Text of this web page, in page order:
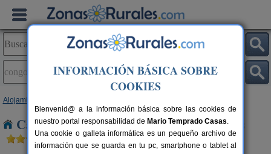
Alojamientos
Casas Rurales en Congosta de Vidriales
INFORMACIÓN BÁSICA SOBRE
COOKIES
Bienvenid@ a la información básica sobre las cookies de
nuestro portal responsabilidad de Mario Temprado Casas.
Una cookie o galleta informática es un pequeño archivo de
información que se guarda en tu pc, smartphone o tablet al